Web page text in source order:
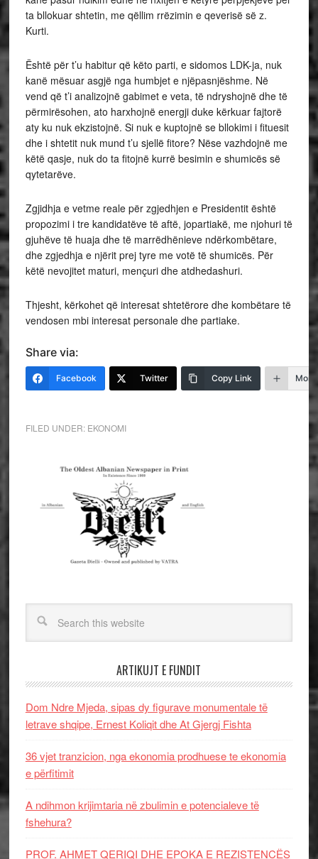
ta bllokuar shtetin, me qëllim rrëzimin e qeverisë së z.
Kurti.
Është për t’u habitur që këto parti, e sidomos LDK-ja, nuk
kanë mësuar asgjë nga humbjet e njëpasnjëshme. Në
vend që t’i analizojnë gabimet e veta, të ndryshojnë dhe të
përmirësohen, ato harxhojnë energji duke kërkuar fajtorë
aty ku nuk ekzistojnë. Si nuk e kuptojnë se bllokimi i fituesit
dhe i shtetit nuk mund t’u sjellë fitore? Nëse vazhdojnë me
këtë qasje, nuk do ta fitojnë kurrë besimin e shumicës së
qytetarëve.
Zgjidhja e vetme reale për zgjedhjen e Presidentit është
propozimi i tre kandidatëve të aftë, jopartiakë, me njohuri të
gjuhëve të huaja dhe të marrëdhënieve ndërkombëtare,
dhe zgjedhja e njërit prej tyre me votë të shumicës. Për
këtë nevojitet maturi, mençuri dhe atdhedashuri.
Thjesht, kërkohet që interesat shtetërore dhe kombëtare të
vendosen mbi interesat personale dhe partiake.
Share via:
Facebook Twitter Copy Link More
FILED UNDER: EKONOMI
ARTIKUJT E FUNDIT
Dom Ndre Mjeda, sipas dy figurave monumentale të
letrave shqipe, Ernest Koliqit dhe At Gjergj Fishta
36 vjet tranzicion, nga ekonomia prodhuese te ekonomia
e përfitimit
A ndihmon krijimtaria në zbulimin e potencialeve të
fshehura?
PROF. AHMET QERIQI DHE EPOKA E REZISTENCЁS